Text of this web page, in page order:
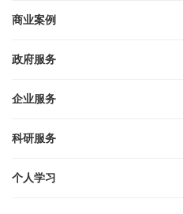
商业案例
政府服务
企业服务
科研服务
个人学习